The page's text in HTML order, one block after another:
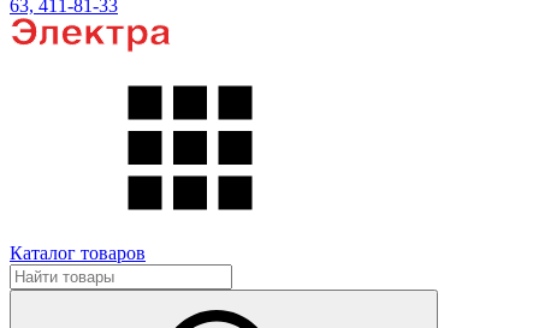
63, 411-81-33
Каталог товаров